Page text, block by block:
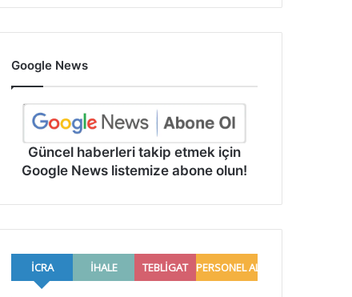
Google News
Güncel haberleri takip etmek için
Google News listemize abone olun!